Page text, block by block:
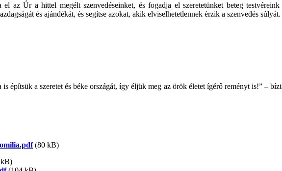
az Úr a hittel megélt szenvedéseinket, és fogadja el szeretetünket beteg
és ajándékát, és segítse azokat, akik elviselhetetlennek érzik a szenvedés súlyát.
építsük a szeretet és béke országát, így éljük meg az örök életet ígérő reményt is!” –
(80 kB)